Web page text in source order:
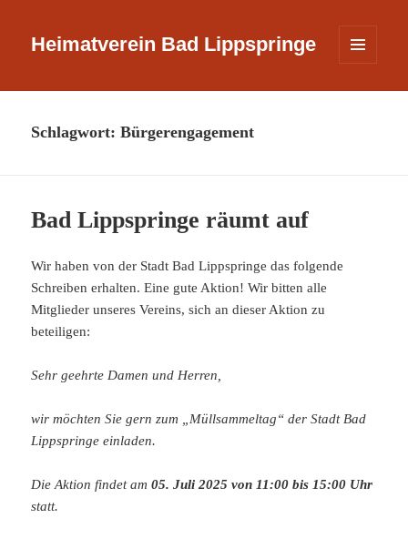
Heimatverein Bad Lippspringe
WIDGETS
Schlagwort:Bürgerengagement
Bad Lippspringe räumt auf
Wir haben von der Stadt Bad Lippspringe das folgende
Schreiben erhalten. Eine gute Aktion! Wir bitten alle
Mitglieder unseres Vereins, sich an dieser Aktion zu
beteiligen:
Sehr geehrte Damen und Herren,
wir möchten Sie gern zum „Müllsammeltag“ der Stadt Bad
Lippspringe einladen.
Die Aktion findet am05. Juli 2025 von 11:00 bis 15:00 Uhr
statt.